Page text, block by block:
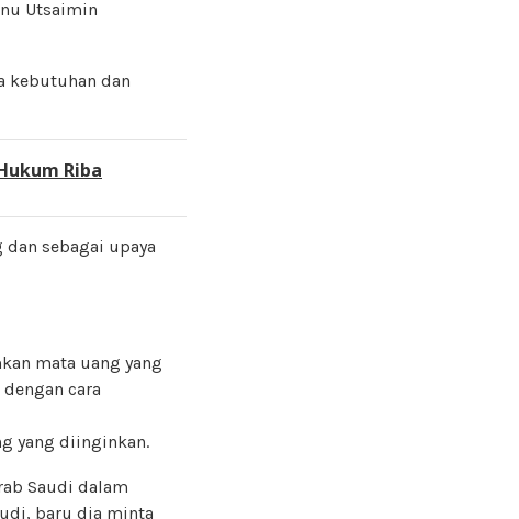
Utsaimin
kebutuhan dan
Riba
sebagai upaya
mata uang yang
cara
yang diinginkan.
Saudi dalam
baru dia minta